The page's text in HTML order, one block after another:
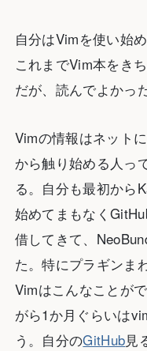
自分はVimを使い始
これまでVim本をき
だが、読んでよかっ
Vimの情報はネット
から触り始める人っ
る。自分も最初から
始めてまもなく
借してきて、
た。特にプラギンま
Vimはこんなことが
がら1か月ぐらいは
う。自分のGitHub見